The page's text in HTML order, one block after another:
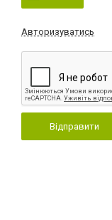
Авторизуватись
Відправити